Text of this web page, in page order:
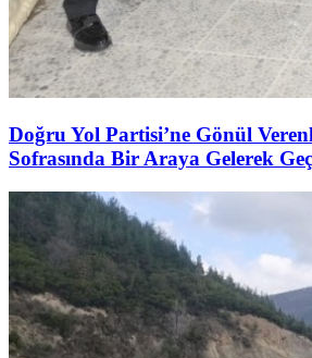
Doğru Yol Partisi’ne Gönül
Sofrasında Bir Araya Gelerek